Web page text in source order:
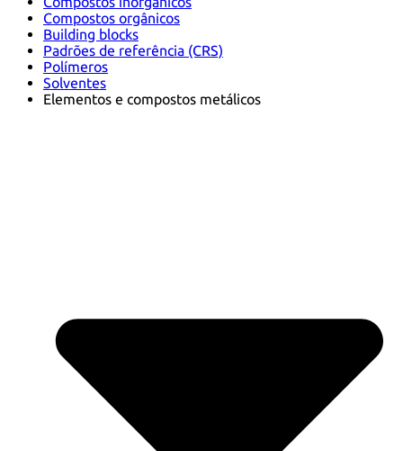
Compostos orgânicos
Building blocks
Padrões de referência (CRS)
Polímeros
Solventes
Elementos e compostos metálicos